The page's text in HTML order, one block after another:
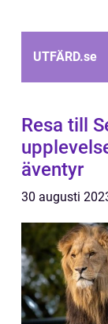
UTFÄRD.se
Resa till
äventyr
30 augusti